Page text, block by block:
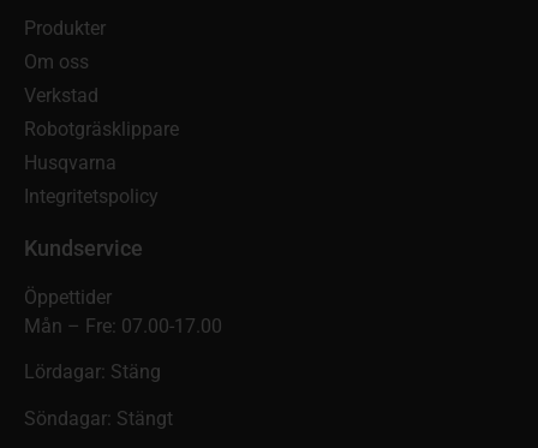
Produkter
Om oss
Verkstad
Robotgräsklippare
Husqvarna
Integritetspolicy
Kundservice
Öppettider
Mån – Fre: 07.00-17.00
Lördagar: Stäng
Söndagar: Stängt